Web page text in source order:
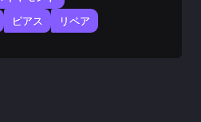
ピアス リペア